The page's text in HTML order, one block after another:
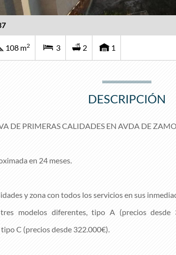
108 m2 3 2 1
DESCRIPCIÓN
DE PRIMERAS CALIDADES EN AVDA DE
en 24 meses.
y zona con todos los servicios en sus
modelos diferentes, tipo A (precios desde
C (precios desde 322.000€).